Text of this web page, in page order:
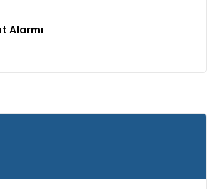
Alarmı